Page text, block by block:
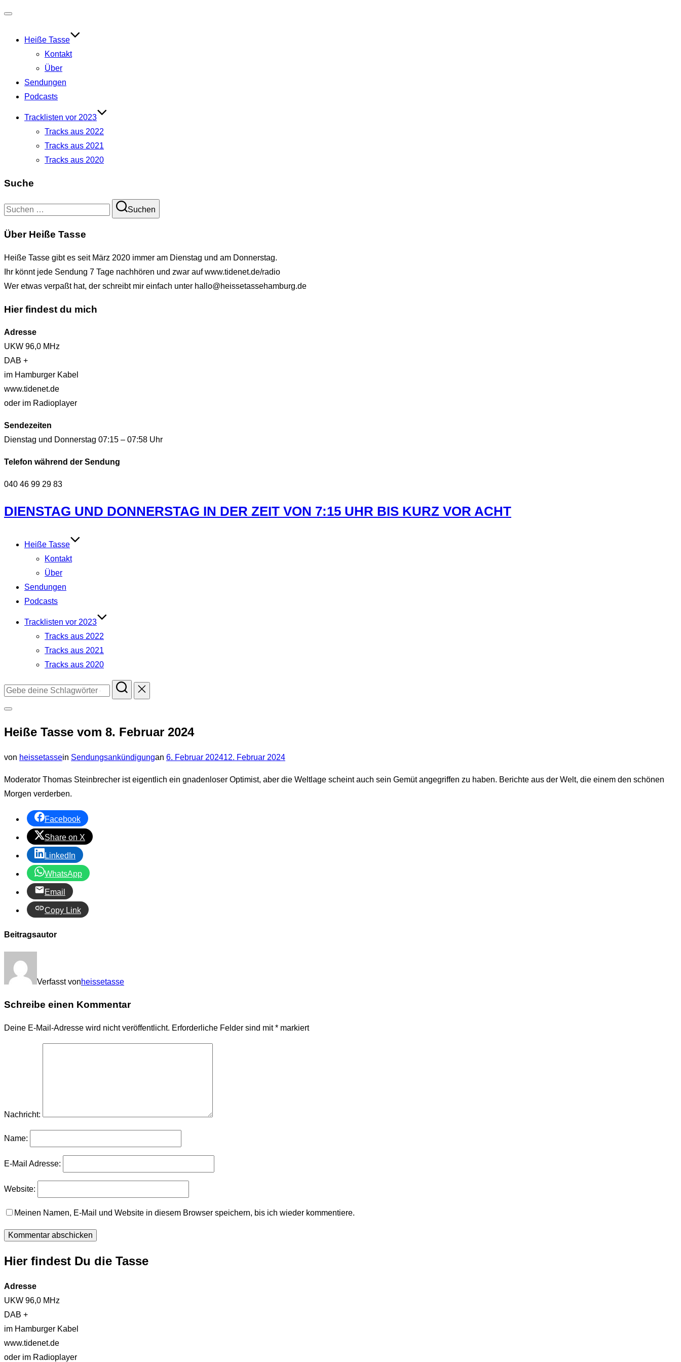
Heiße Tasse
Kontakt
Über
Sendungen
Podcasts
Tracklisten vor 2023
Tracks aus 2022
Tracks aus 2021
Tracks aus 2020
Suche
Suchen
Suchen
Über Heiße Tasse
Heiße Tasse gibt es seit März 2020 immer am Dienstag und am Donnerstag.
Ihr könnt jede Sendung 7 Tage nachhören und zwar auf www.tidenet.de/radio
Wer etwas verpaßt hat, der schreibt mir einfach unter hallo@heissetassehamburg.de
Hier findest du mich
Adresse
UKW 96,0 MHz
DAB +
im Hamburger Kabel
www.tidenet.de
oder im Radioplayer
Sendezeiten
Dienstag und Donnerstag 07:15 – 07:58 Uhr
Telefon während der Sendung
040 46 99 29 83
Zum
Inhalt
DIENSTAG UND DONNERSTAG IN DER ZEIT VON 7:15 UHR BIS KURZ VOR ACHT
Heiße Tasse
Kontakt
Über
Sendungen
Podcasts
Tracklisten vor 2023
Tracks aus 2022
Tracks aus 2021
Tracks aus 2020
Suchen
&
umschalten
Heiße Tasse vom 8. Februar 2024
von heissetassein Sendungsankündigungan Veröffentlicht
6. Februar 202412. Februar 2024
Moderator Thomas Steinbrecher ist eigentlich ein gnadenloser Optimist, aber die Weltlage scheint auch sein Gemüt angegriffen zu haben. Berichte aus der Welt, die einem den schönen
Morgen verderben.
Facebook
Share on X
LinkedIn
WhatsApp
Email
Copy Link
Beitragsautor
Verfasst vonheissetasse
Schreibe einen Kommentar
Deine E-Mail-Adresse wird nicht veröffentlicht. Erforderliche Felder sind mit* markiert
Nachricht:
Name:
E-Mail Adresse:
Website:
Meinen Namen, E-Mail und Website in diesem Browser speichern, bis ich wieder kommentiere.
Hier findest Du die Tasse
Adresse
UKW 96,0 MHz
DAB +
im Hamburger Kabel
www.tidenet.de
oder im Radioplayer